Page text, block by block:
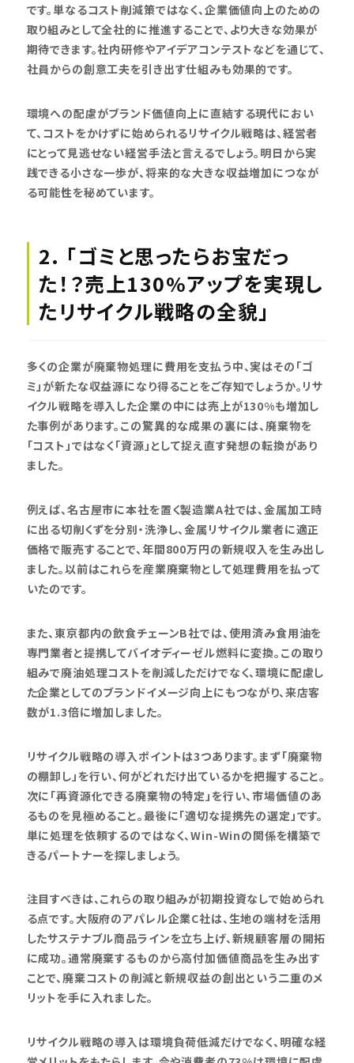
です。単なるコスト削減策ではなく、企業価値向上のための
取り組みとして全社的に推進することで、より大きな効果が
期待できます。社内研修やアイデアコンテストなどを通じて、
社員からの創意工夫を引き出す仕組みも効果的です。
環境への配慮がブランド価値向上に直結する現代におい
て、コストをかけずに始められるリサイクル戦略は、経営者
にとって見逃せない経営手法と言えるでしょう。明日から実
践できる小さな一歩が、将来的な大きな収益増加につなが
る可能性を秘めています。
2. 「ゴミと思ったらお宝だっ
た！？売上130%アップを実現し
たリサイクル戦略の全貌」
多くの企業が廃棄物処理に費用を支払う中、実はその「ゴ
ミ」が新たな収益源になり得ることをご存知でしょうか。リサ
イクル戦略を導入した企業の中には売上が130%も増加し
た事例があります。この驚異的な成果の裏には、廃棄物を
「コスト」ではなく「資源」として捉え直す発想の転換があり
ました。
例えば、名古屋市に本社を置く製造業A社では、金属加工時
に出る切削くずを分別・洗浄し、金属リサイクル業者に適正
価格で販売することで、年間800万円の新規収入を生み出し
ました。以前はこれらを産業廃棄物として処理費用を払って
いたのです。
また、東京都内の飲食チェーンB社では、使用済み食用油を
専門業者と提携してバイオディーゼル燃料に変換。この取り
組みで廃油処理コストを削減しただけでなく、環境に配慮し
た企業としてのブランドイメージ向上にもつながり、来店客
数が1.3倍に増加しました。
リサイクル戦略の導入ポイントは3つあります。まず「廃棄物
の棚卸し」を行い、何がどれだけ出ているかを把握すること。
次に「再資源化できる廃棄物の特定」を行い、市場価値のあ
るものを見極めること。最後に「適切な提携先の選定」です。
単に処理を依頼するのではなく、Win-Winの関係を構築で
きるパートナーを探しましょう。
注目すべきは、これらの取り組みが初期投資なしで始められ
る点です。大阪府のアパレル企業C社は、生地の端材を活用
したサステナブル商品ラインを立ち上げ、新規顧客層の開拓
に成功。通常廃棄するものから高付加価値商品を生み出す
ことで、廃棄コストの削減と新規収益の創出という二重のメ
リットを手に入れました。
リサイクル戦略の導入は環境負荷低減だけでなく、明確な経